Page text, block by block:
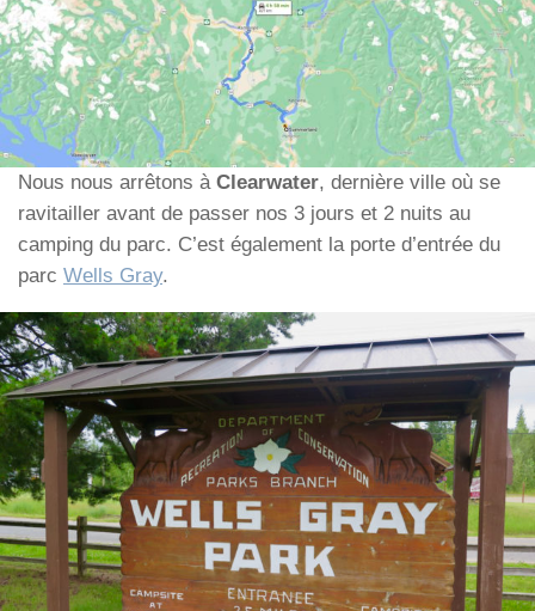
Nous nous arrêtons à Clearwater, dernière ville où se
ravitailler avant de passer nos 3 jours et 2 nuits au
camping du parc. C’est également la porte d’entrée du
parc Wells Gray.